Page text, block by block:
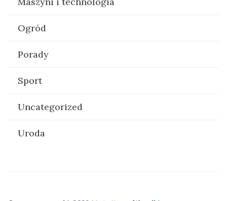
Ogród
Porady
Sport
Uncategorized
Uroda